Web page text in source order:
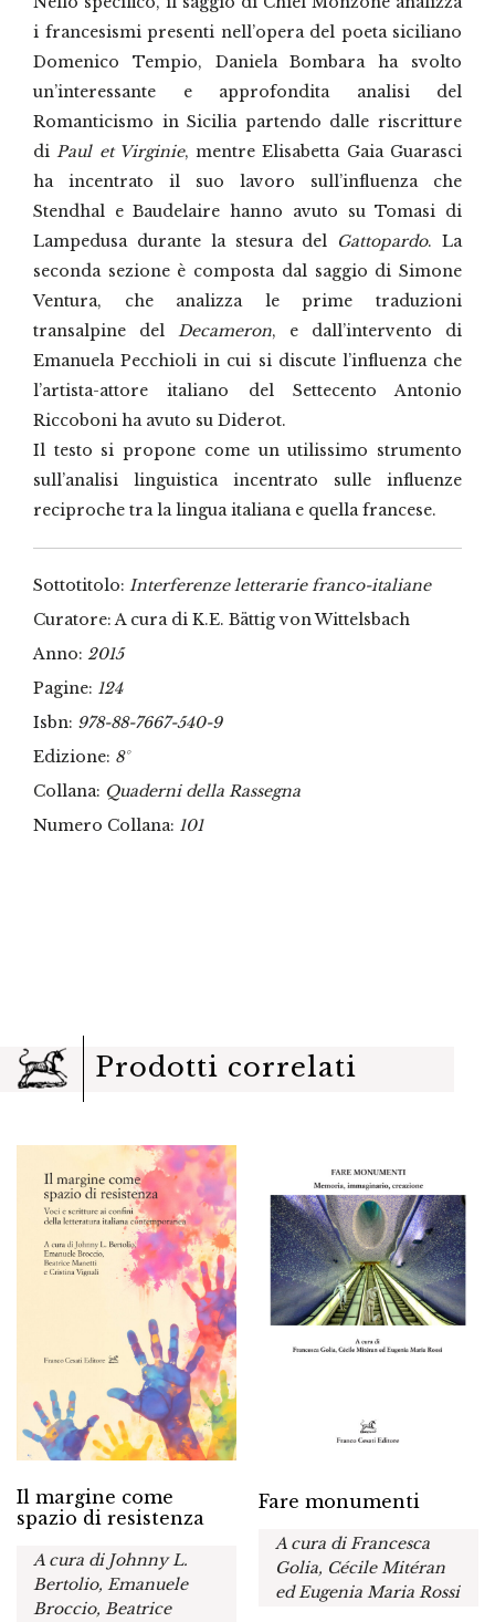
i francesismi presenti nell’opera del poeta siciliano
Domenico Tempio, Daniela Bombara ha svolto
un’interessante e approfondita analisi del
Romanticismo in Sicilia partendo dalle riscritture
diPaul et Virginie, mentre Elisabetta Gaia Guarasci
ha incentrato il suo lavoro sull’influenza che
Stendhal e Baudelaire hanno avuto su Tomasi di
Lampedusa durante la stesura del
Gattopardo. La
seconda sezione è composta dal saggio di Simone
Ventura, che analizza le prime traduzioni
transalpine del Decameron, e dall’intervento di
Emanuela Pecchioli in cui si discute l’influenza che
l’artista-attore italiano del Settecento Antonio
Riccoboni ha avuto su Diderot.
Il testo si propone come un utilissimo strumento
sull’analisi linguistica incentrato sulle influenze
reciproche tra la lingua italiana e quella francese.
Sottotitolo: Interferenze letterarie franco-italiane
Curatore: A cura di K.E. Bättig von Wittelsbach
Anno: 2015
Pagine: 124
Isbn: 978-88-7667-540-9
Edizione: 8°
Collana: Quaderni della Rassegna
Numero Collana: 101
Prodotti correlati
Il margine come
spazio di resistenza
A cura di Johnny L.
Bertolio, Emanuele
Broccio, Beatrice
Fare monumenti
A cura di Francesca
Golia, Cécile Mitéran
ed Eugenia Maria Rossi